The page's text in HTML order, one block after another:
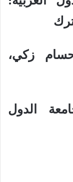
زكي،
الدول